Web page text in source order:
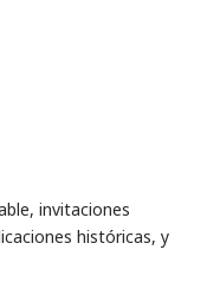
invitaciones
históricas, y